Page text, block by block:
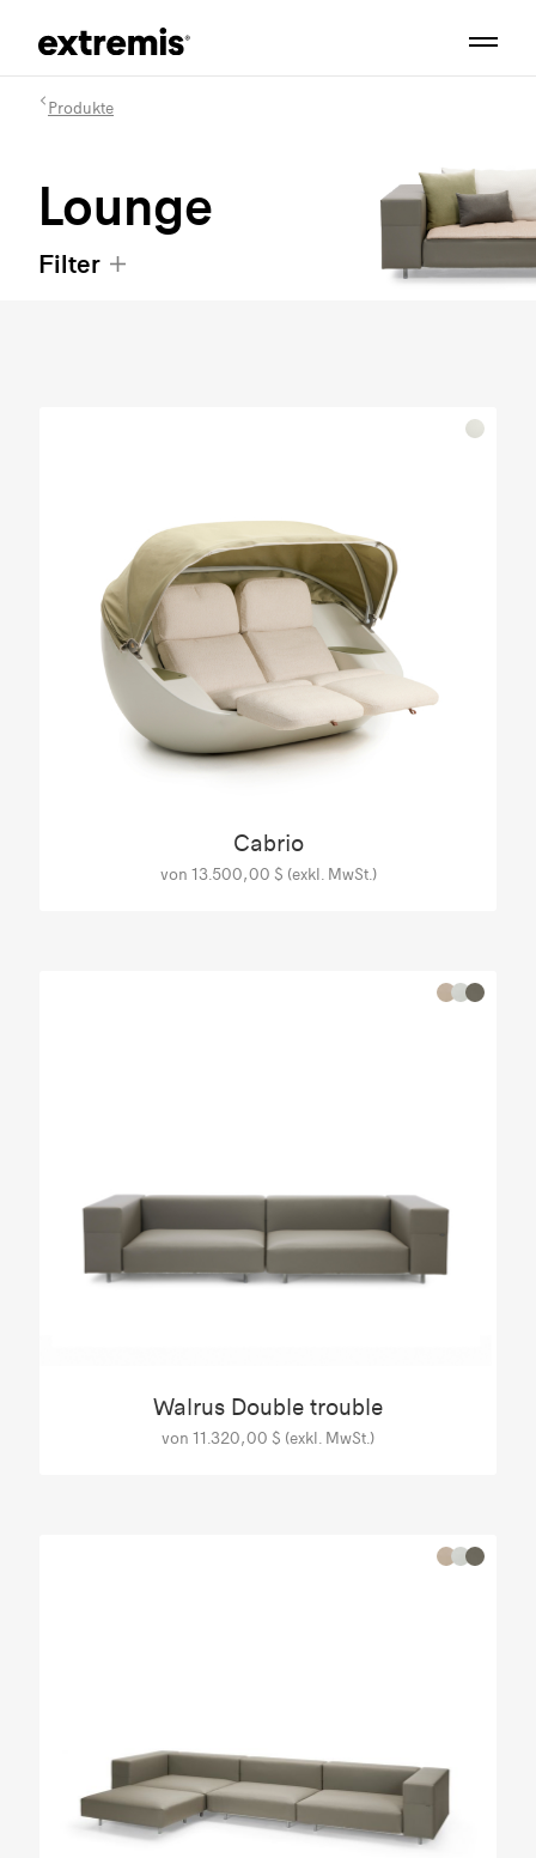
Produkte
Lounge
Filter
Cabrio
von 13.500,00 $ (exkl. MwSt.)
Walrus Double trouble
von 11.320,00 $ (exkl. MwSt.)